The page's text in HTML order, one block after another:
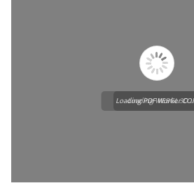
Loading WEBGL 3D ...
Loading PDF Worker